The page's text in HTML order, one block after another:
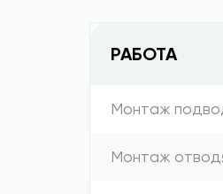
РАБОТА
Монтаж
Монтаж